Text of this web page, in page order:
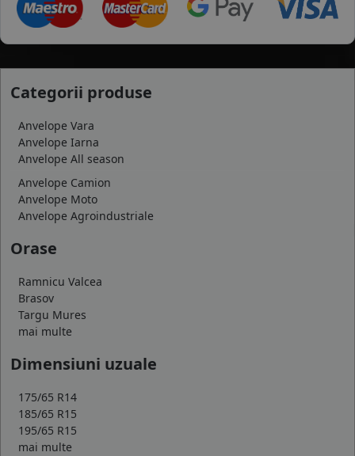
Categorii produse
Anvelope Vara
Anvelope Iarna
Anvelope All season
Anvelope Camion
Anvelope Moto
Anvelope Agroindustriale
Orase
Ramnicu Valcea
Brasov
Targu Mures
mai multe
Dimensiuni uzuale
175/65 R14
185/65 R15
195/65 R15
mai multe